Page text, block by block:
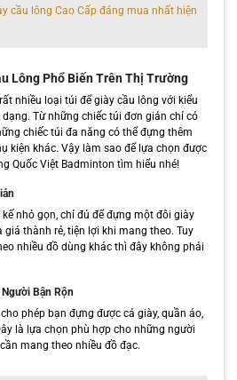
cầu lông Cao Cấp đáng mua nhất hiện
Lông Phổ Biến Trên Thị Trường
nhiều loại túi để giày cầu lông với kiểu
Từ những chiếc túi đơn giản chỉ có
chiếc túi đa năng có thể đựng thêm
kiện khác. Vậy làm sao để lựa chọn được
Quốc Việt Badminton tìm hiểu nhé!
nhỏ gọn, chỉ đủ để đựng một đôi giày
thành rẻ, tiện lợi khi mang theo. Tuy
nhiều đồ dùng khác thì đây không phải
Bận Rộn
phép bạn đựng được cả giày, quần áo,
là lựa chọn phù hợp cho những người
mang theo nhiều đồ đạc.